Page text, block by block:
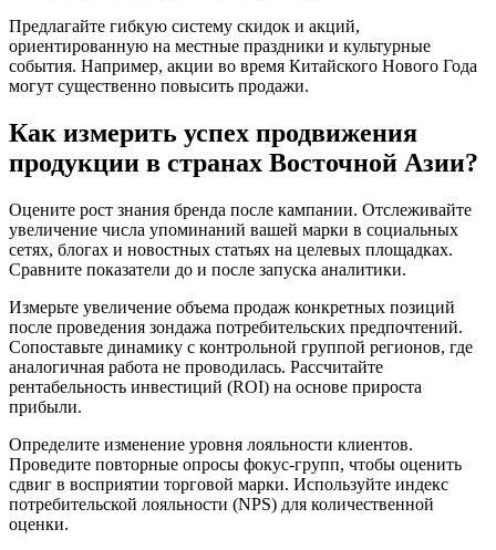
Предлагайте гибкую систему скидок и акций,
ориентированную на местные праздники и культурные
события. Например, акции во время Китайского Нового Года
могут существенно повысить продажи.
Как измерить успех продвижения
продукции в странах Восточной Азии?
Оцените рост знания бренда после кампании. Отслеживайте
увеличение числа упоминаний вашей марки в социальных
сетях, блогах и новостных статьях на целевых площадках.
Сравните показатели до и после запуска аналитики.
Измерьте увеличение объема продаж конкретных позиций
после проведения зондажа потребительских предпочтений.
Сопоставьте динамику с контрольной группой регионов, где
аналогичная работа не проводилась. Рассчитайте
рентабельность инвестиций (ROI) на основе прироста
прибыли.
Определите изменение уровня лояльности клиентов.
Проведите повторные опросы фокус-групп, чтобы оценить
сдвиг в восприятии торговой марки. Используйте индекс
потребительской лояльности (NPS) для количественной
оценки.